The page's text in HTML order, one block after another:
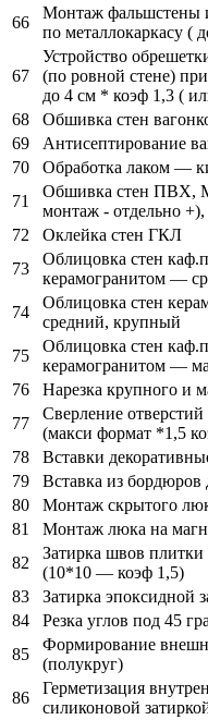
66
Монтаж
по металлокаркасу (
67
Устройство
(по ровной стене)
до 4 см * коэф 1,3 (
68 Обшивка стен
69
Антисептирование
70
Обработка лаком —
71
Обшивка стен ПВХ,
монтаж - отдельно +),
72
Оклейка стен ГКЛ
73
Облицовка стен
керамогранитом —
74
Облицовка стен
средний, крупный
75
Облицовка стен
керамогранитом —
76
Нарезка крупного и
77
Сверление
(макси формат *1,5
78
Вставки
79
Вставка из
80
Монтаж скрытого
81
Монтаж люка на
82
Затирка швов плитки
(10*10 — коэф 1,5)
83
Затирка эпоксидной
84
Резка углов под 45
85
Формирование
(полукруг)
86
Герметизация
силиконовой